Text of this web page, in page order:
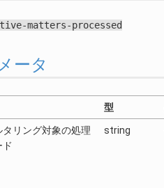
matters-processed
ータ
型
リング対象の処理
string